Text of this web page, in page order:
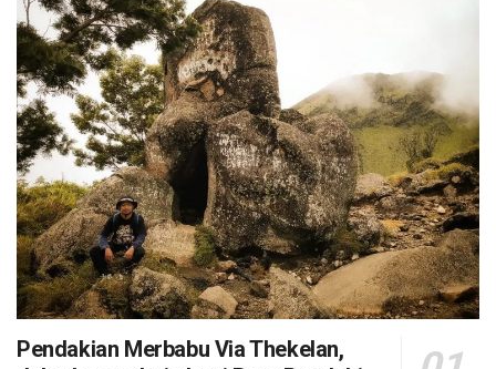
Pendakian Merbabu Via Thekelan,